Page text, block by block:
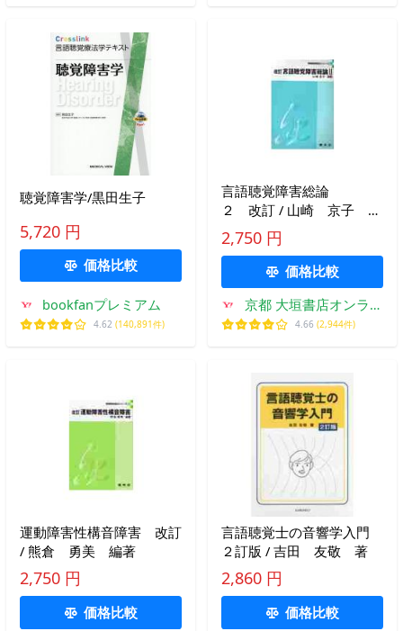
聴覚障害学/黒田生子
5,720 円
価格比較
bookfanプレミアム
4.62 (140,891件)
言語聴覚障害総論
２ 改訂 / 山崎 京子 編
著
2,750 円
価格比較
京都 大垣書店オンライ
ン
4.66 (2,944件)
運動障害性構音障害 改訂
/ 熊倉 勇美 編著
2,750 円
価格比較
言語聴覚士の音響学入門
２訂版 / 吉田 友敬 著
2,860 円
価格比較